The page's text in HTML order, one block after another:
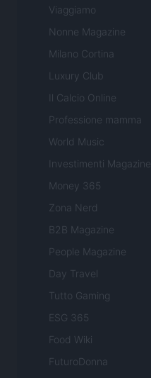
Viaggiamo
Nonne Magazine
Milano Cortina
Luxury Club
Il Calcio Online
Professione mamma
World Music
Investimenti Magazine
Money 365
Zona Nerd
B2B Magazine
People Magazine
Day Travel
Tutto Gaming
ESG 365
Food Wiki
FuturoDonna